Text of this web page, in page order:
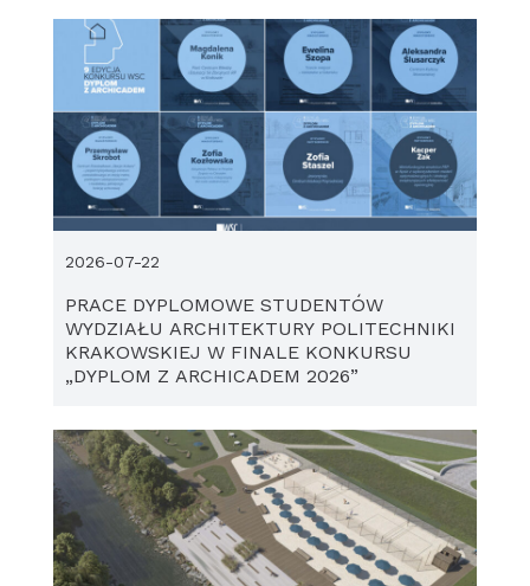
PRACE DYPLOMOWE STUDENTÓW
WYDZIAŁU ARCHITEKTURY POLITECHNIKI
KRAKOWSKIEJ W FINALE KONKURSU
„DYPLOM Z ARCHICADEM 2026”
2026-07-22